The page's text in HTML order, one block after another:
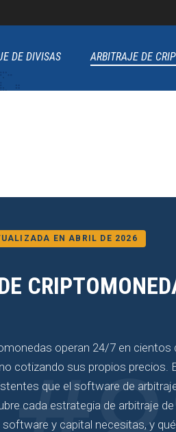
DE DIVISAS ARBITRAJE DE
EN ABRIL DE 2026
operan 24/7 en cientos
cotizando sus propios precios.
que el software de
cada estrategia de arbitraje
y capital necesitas, y